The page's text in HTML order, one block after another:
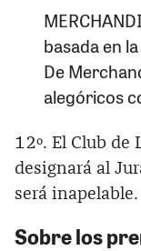
basada en
De
alegóricos
12º. El Club de
designará al
será inapelable.
Sobre los